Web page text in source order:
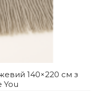
140×220 см з
You